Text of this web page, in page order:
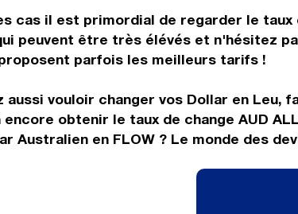
cas il est primordial de regarder le
peuvent être très élévés et n'hésitez
parfois les meilleurs tarifs !
aussi vouloir changer vos Dollar en
encore obtenir le taux de change AUD
Australien en FLOW ? Le monde des